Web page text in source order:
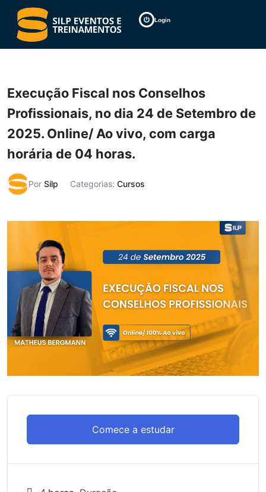
Login
Execução Fiscal nos Conselhos
Profissionais, no dia 24 de Setembro de
2025. Online/ Ao vivo, com carga
horária de 04 horas.
Por Silp Categorias: Cursos
Comece a estudar